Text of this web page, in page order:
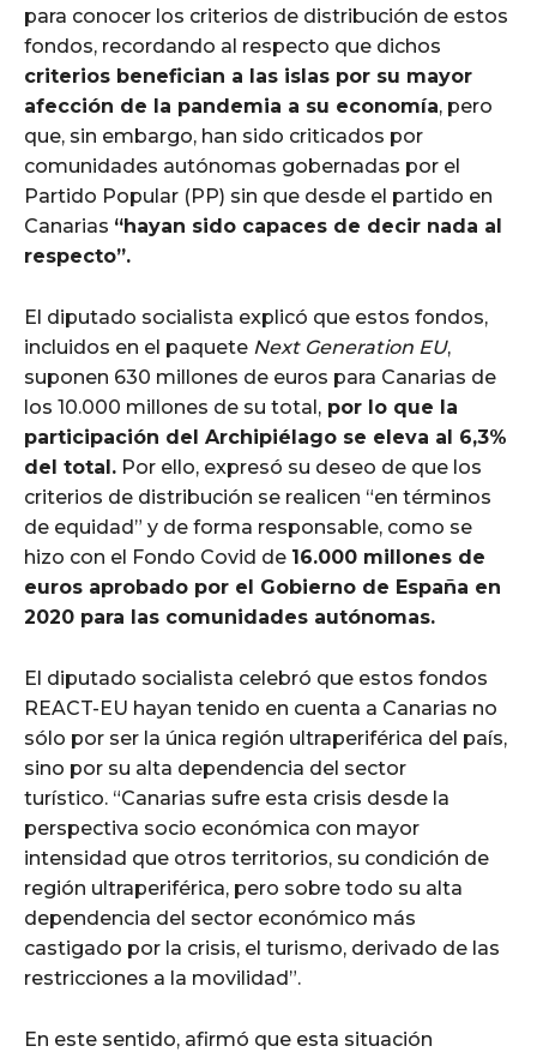
para conocer los criterios de distribución de estos
fondos, recordando al respecto que dichos
criterios benefician a las islas por su mayor
afección de la pandemia a su economía, pero
que, sin embargo, han sido criticados por
comunidades autónomas gobernadas por el
Partido Popular (PP) sin que desde el partido en
Canarias “hayan sido capaces de decir nada al
respecto”.
El diputado socialista explicó que estos fondos,
incluidos en el paquete Next Generation EU,
suponen 630 millones de euros para Canarias de
los 10.000 millones de su total, por lo que la
participación del Archipiélago se eleva al 6,3%
del total. Por ello, expresó su deseo de que los
criterios de distribución se realicen “en términos
de equidad” y de forma responsable, como se
hizo con el Fondo Covid de 16.000 millones de
euros aprobado por el Gobierno de España en
2020 para las comunidades autónomas.
El diputado socialista celebró que estos fondos
REACT-EU hayan tenido en cuenta a Canarias no
sólo por ser la única región ultraperiférica del país,
sino por su alta dependencia del sector
turístico. “Canarias sufre esta crisis desde la
perspectiva socio económica con mayor
intensidad que otros territorios, su condición de
región ultraperiférica, pero sobre todo su alta
dependencia del sector económico más
castigado por la crisis, el turismo, derivado de las
restricciones a la movilidad”.
En este sentido, afirmó que esta situación